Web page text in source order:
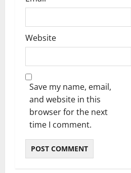
Website
Save my name, email,
and website in this
browser for the next
time I comment.